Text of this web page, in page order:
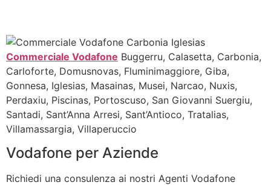
Commerciale Vodafone Buggerru, Calasetta, Carbonia,
Carloforte, Domusnovas, Fluminimaggiore, Giba,
Gonnesa, Iglesias, Masainas, Musei, Narcao, Nuxis,
Perdaxiu, Piscinas, Portoscuso, San Giovanni Suergiu,
Santadi, Sant’Anna Arresi, Sant’Antioco, Tratalias,
Villamassargia, Villaperuccio
Vodafone per Aziende
Richiedi una consulenza ai nostri Agenti Vodafone